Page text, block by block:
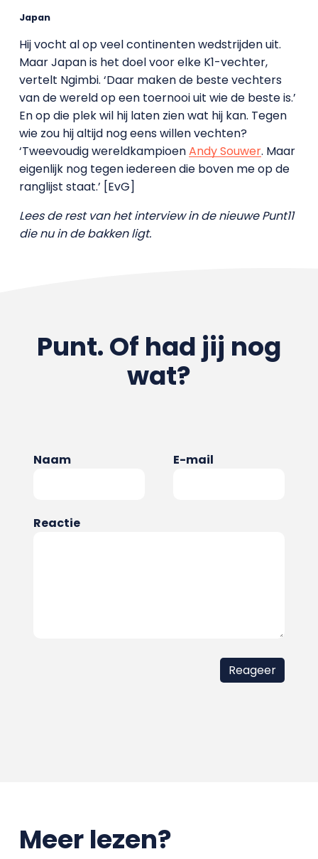
Japan
Hij vocht al op veel continenten wedstrijden uit.
Maar Japan is het doel voor elke K1-vechter,
vertelt Ngimbi. ‘Daar maken de beste vechters
van de wereld op een toernooi uit wie de beste is.’
En op die plek wil hij laten zien wat hij kan. Tegen
wie zou hij altijd nog eens willen vechten?
‘Tweevoudig wereldkampioenAndy Souwer. Maar
eigenlijk nog tegen iedereen die boven me op de
ranglijst staat.’ [EvG]
Lees de rest van het interview in de nieuwe Punt11
die nu in de bakken ligt.
Punt. Of had jij nog
wat?
Naam E-mail
Reactie
Meer lezen?